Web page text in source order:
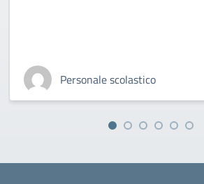
Personale scolastico